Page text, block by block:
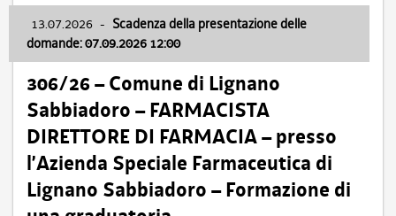
13.07.2026 - Scadenza della presentazione delle
domande: 07.09.2026 12:00
306/26 – Comune di Lignano
Sabbiadoro – FARMACISTA
DIRETTORE DI FARMACIA – presso
l’Azienda Speciale Farmaceutica di
Lignano Sabbiadoro – Formazione di